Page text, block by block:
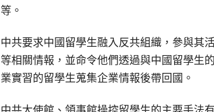
等。
中共要求中國留學生融入反共組織，參與其
等相關情報，並命令他們透過與中國留學生
業實習的留學生蒐集企業情報後帶回國。